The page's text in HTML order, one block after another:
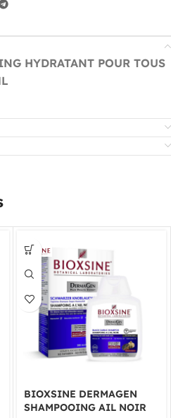
HYDRATANT POUR TOUS
BIOXSINE DERMAGEN
SHAMPOOING AIL NOIR